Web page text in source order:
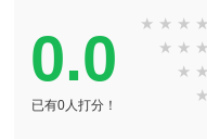
0.0
已有0人打分！
★ ★ ★ ★
★ ★ ★
★ ★
★